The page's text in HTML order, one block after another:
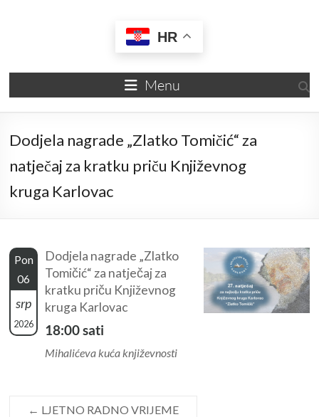
HR
Menu
Dodjela nagrade „Zlatko Tomičić“ za
natječaj za kratku priču Književnog
kruga Karlovac
Pon
06
srp
2026
Dodjela nagrade „Zlatko
Tomičić“ za natječaj za
kratku priču Književnog
kruga Karlovac
18:00 sati
Mihalićeva kuća književnosti
← LJETNO RADNO VRIJEME